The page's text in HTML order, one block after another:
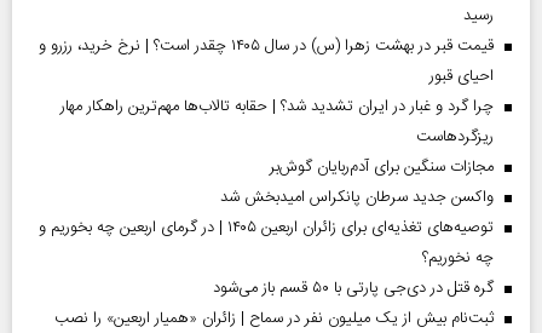
رسید
قیمت قبر در بهشت زهرا (س) در سال ۱۴۰۵ چقدر است؟ | نرخ خرید، رزرو و
احیای قبور
چرا گرد و غبار در ایران تشدید شد؟ | حقابه تالاب‌ها مهم‌ترین راهکار مهار
ریزگردهاست
مجازات سنگین برای آدم‌ربایان گوش‌بر
واکسن جدید سرطان پانکراس امیدبخش شد
توصیه‌های تغذیه‌ای برای زائران اربعین ۱۴۰۵ | در گرمای اربعین چه بخوریم و
چه نخوریم؟
گره قتل در دی‌جی پارتی با ۵۰ قسم باز می‌شود
ثبت‌نام بیش از یک میلیون نفر در سماح | زائران «همیار اربعین» را نصب